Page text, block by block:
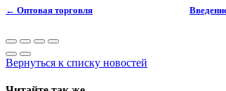
← Оптовая торговля
Вернуться к списку новостей